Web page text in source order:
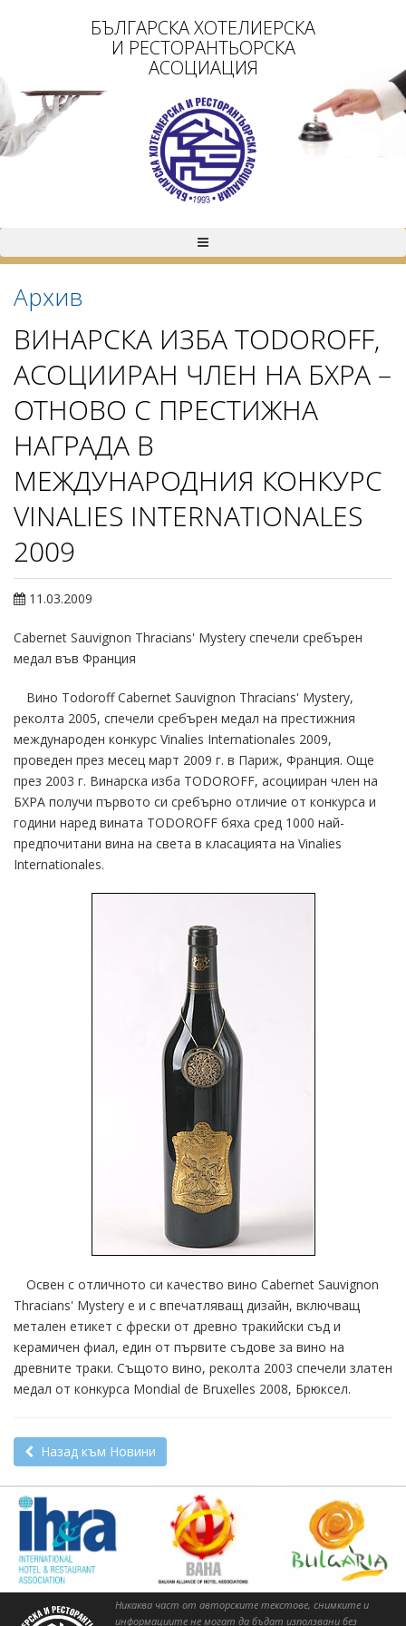
БЪЛГАРСКА ХОТЕЛИЕРСКА
И РЕСТОРАНТЬОРСКА
АСОЦИАЦИЯ
Архив
ВИНАРСКА ИЗБА TODOROFF,
АСОЦИИРАН ЧЛЕН НА БХРА –
ОТНОВО С ПРЕСТИЖНА
НАГРАДА В
МЕЖДУНАРОДНИЯ КОНКУРС
VINALIES INTERNATIONALES
2009
11.03.2009
Cabernet Sauvignon Thracians' Mystery спечели сребърен
медал във Франция
Вино Todoroff Cabernet Sauvignon Thracians' Mystery,
реколта 2005, спечели сребърен медал на престижния
международен конкурс Vinalies Internationales 2009,
проведен през месец март 2009 г. в Париж, Франция. Още
през 2003 г. Винарска изба TODOROFF, асоцииран член на
БХРА получи първото си сребърно отличие от конкурса и
години наред вината TODOROFF бяха сред 1000 най-
предпочитани вина на света в класацията на Vinalies
Internationales.
Освен с отличното си качество вино Cabernet Sauvignon
Thracians' Mystery е и с впечатляващ дизайн, включващ
метален етикет с фрески от древно тракийски съд и
керамичен фиал, един от първите съдове за вино на
древните траки. Същото вино, реколта 2003 спечели златен
медал от конкурса Mondial de Bruxelles 2008, Брюксел.
Назад към Новини
Никаква част от авторските текстове, снимките и
информациите не могат да бъдат използвани без